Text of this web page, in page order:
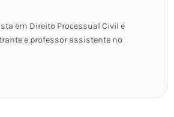
em Direito Processual Civil e
e professor assistente no